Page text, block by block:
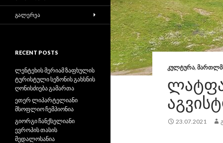
ᲙᲣᲚᲢᲣᲠᲐ,
23.07.2021
ᲒᲐᲚᲔᲠᲔᲐ
RECENT POSTS
ლენტეხის მერიამ ზაფხულის
ტურისტული სეზონის გახსნის
ღონისძიება გამართა
ეთერ ლიპარტელიანი
მსოფლიო ჩემპიონია
გიორგი ჩანქსელიანი
ევროპის თასის
მედალოსანია